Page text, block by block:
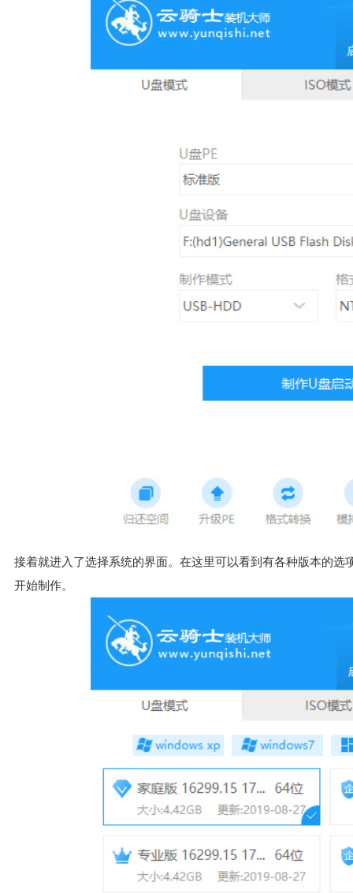
接着就进入了选择系统的界面。在这里可以看到有各种版本的选
开始制作。